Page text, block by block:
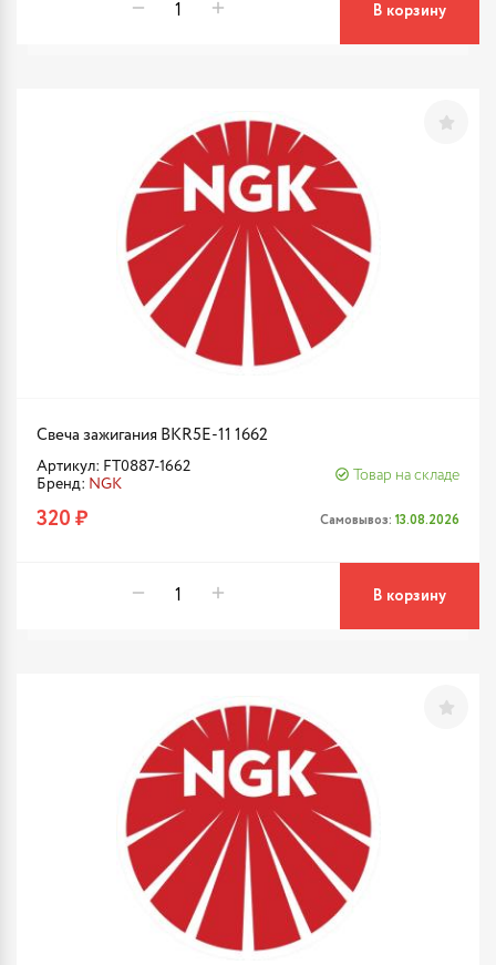
В корзину
Свеча зажигания BKR5E-11 1662
Артикул: FT0887-1662
Бренд: NGK
Товар на складе
320 ₽ Самовывоз: 13.08.2026
В корзину